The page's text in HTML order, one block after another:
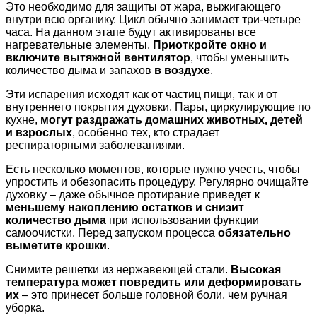
Это необходимо для защиты от жара, выжигающего
внутри всю органику. Цикл обычно занимает три-четыре
часа. На данном этапе будут активированы все
нагревательные элементы. Приоткройте окно и
включите вытяжной вентилятор, чтобы уменьшить
количество дыма и запахов в воздухе.
Эти испарения исходят как от частиц пищи, так и от
внутреннего покрытия духовки. Пары, циркулирующие по
кухне, могут раздражать домашних животных, детей
и взрослых, особенно тех, кто страдает
респираторными заболеваниями.
Есть несколько моментов, которые нужно учесть, чтобы
упростить и обезопасить процедуру. Регулярно очищайте
духовку – даже обычное протирание приведет к
меньшему накоплению остатков и снизит
количество дыма при использовании функции
самоочистки. Перед запуском процесса обязательно
выметите крошки.
Снимите решетки из нержавеющей стали. Высокая
температура может повредить или деформировать
их – это принесет больше головной боли, чем ручная
уборка.